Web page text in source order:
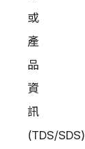
或
產
品
資
訊
(TDS/SDS)